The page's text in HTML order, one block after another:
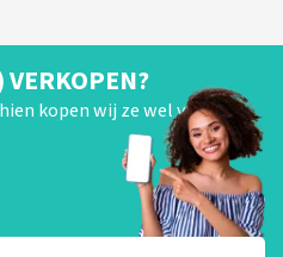
kopen wij ze wel van je!